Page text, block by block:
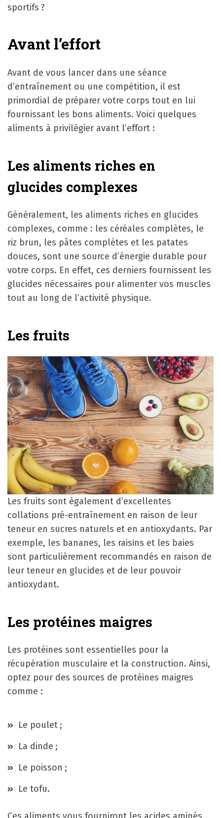
sportifs ?
Avant l’effort
Avant de vous lancer dans une séance
d’entraînement ou une compétition, il est
primordial de préparer votre corps tout en lui
fournissant les bons aliments. Voici quelques
aliments à privilégier avant l’effort :
Les aliments riches en
glucides complexes
Généralement, les aliments riches en glucides
complexes, comme : les céréales complètes, le
riz brun, les pâtes complètes et les patates
douces, sont une source d’énergie durable pour
votre corps. En effet, ces derniers fournissent les
glucides nécessaires pour alimenter vos muscles
tout au long de l’activité physique.
Les fruits
Les fruits sont également d’excellentes
collations pré-entraînement en raison de leur
teneur en sucres naturels et en antioxydants. Par
exemple, les bananes, les raisins et les baies
sont particulièrement recommandés en raison de
leur teneur en glucides et de leur pouvoir
antioxydant.
Les protéines maigres
Les protéines sont essentielles pour la
récupération musculaire et la construction. Ainsi,
optez pour des sources de protéines maigres
comme :
Le poulet ;
La dinde ;
Le poisson ;
Le tofu.